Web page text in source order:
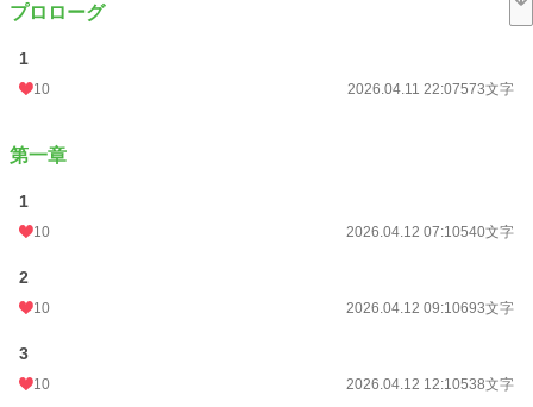
累計ポイント
プロローグ
1
10 2026.04.11 22:07573文字
第一章
1
10 2026.04.12 07:10540文字
2
10 2026.04.12 09:10693文字
3
10 2026.04.12 12:10538文字